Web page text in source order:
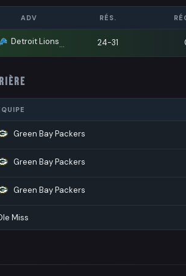
ADV RÉS.
Detroit Lions 24-31
Green Bay Packers
Green Bay Packers
Green Bay Packers
Miss